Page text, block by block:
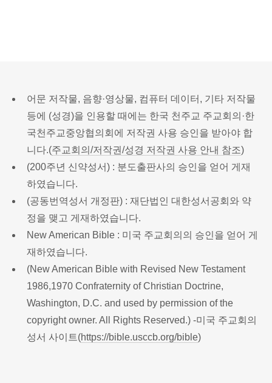
어문 저작물, 음향·영상물, 컴퓨터 데이터, 기타 저작물
등에 (성경)을 인용할 때에는 한국 천주교 주교회의·한
국천주교중앙협의회에 저작권 사용 승인을 받아야 합
니다.(주교회의/저작권/성경 저작권 사용 안내 참조)
(200주년 신약성서) : 분도출판사의 승인을 얻어 게재
하였습니다.
(공동번역성서 개정판) : 재단법인 대한성서공회와 약
정을 맺고 게재하였습니다.
New American Bible : 미국 주교회의의 승인을 얻어 게
재하였습니다.
(New American Bible with Revised New Testament
1986,1970 Confraternity of Christian Doctrine,
Washington, D.C. and used by permission of the
copyright owner. All Rights Reserved.) -미국 주교회의
성서 사이트(https://bible.usccb.org/bible)